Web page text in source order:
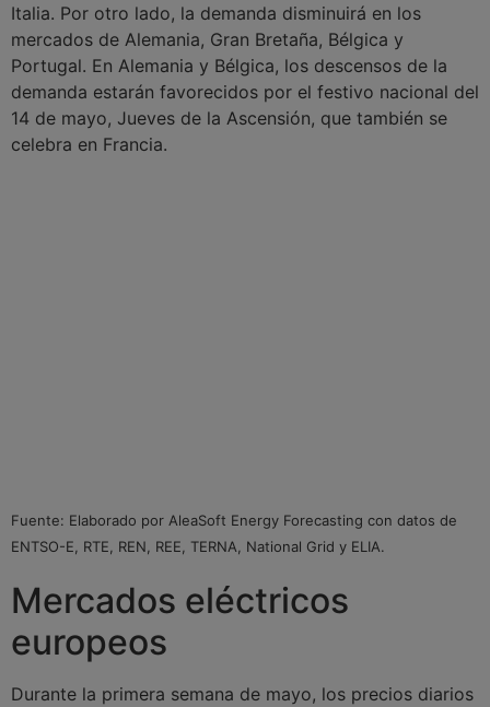
Italia. Por otro lado, la demanda disminuirá en los
mercados de Alemania, Gran Bretaña, Bélgica y
Portugal. En Alemania y Bélgica, los descensos de la
demanda estarán favorecidos por el festivo nacional del
14 de mayo, Jueves de la Ascensión, que también se
celebra en Francia.
Fuente: Elaborado por AleaSoft Energy Forecasting con datos de
ENTSO-E, RTE, REN, REE, TERNA, National Grid y ELIA.
Mercados eléctricos
europeos
Durante la primera semana de mayo, los precios diarios